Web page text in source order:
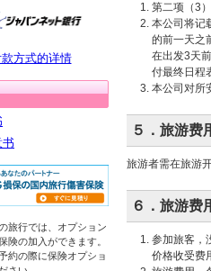
第二项（3
本公司将记
的前一天之
在出发3天
付最终日程
本公司对所
５．旅游费
旅游者需在旅游
６．旅游费
参加旅客，
价格收受费
方式的详情
书
旅行では、オプション
険の加入ができます。
約の際に保険オプショ